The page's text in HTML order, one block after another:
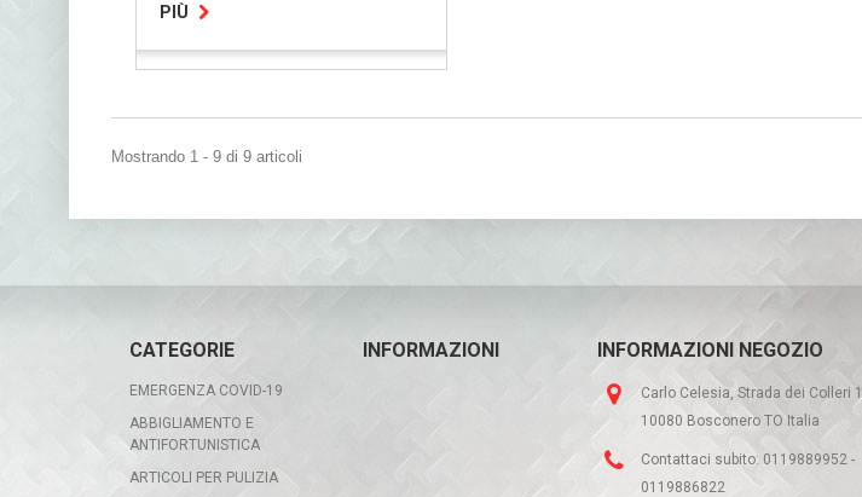
PIÙ
Mostrando 1 - 9 di 9 articoli
CATEGORIE
EMERGENZA COVID-19
ABBIGLIAMENTO E
ANTIFORTUNISTICA
ARTICOLI PER PULIZIA
INFORMAZIONI INFORMAZIONI NEGOZIO
Carlo Celesia, Strada dei Colleri
10080 Bosconero TO Italia
Contattaci subito: 0119889952 -
0119886822